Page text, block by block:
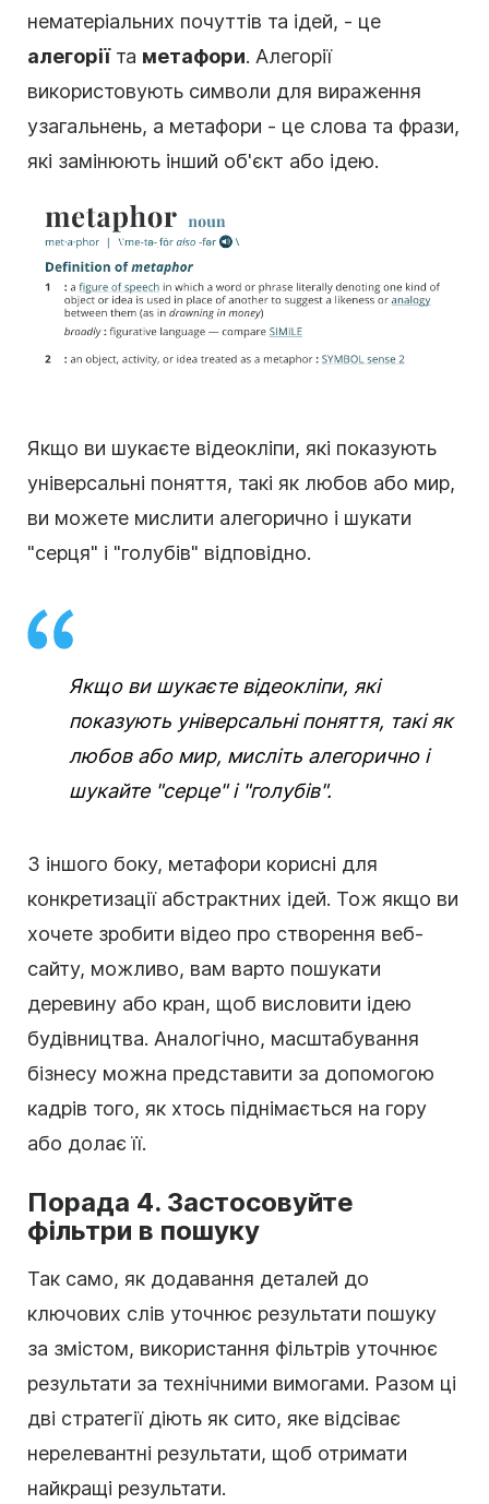
нематеріальних почуттів та ідей, - це
алегоріїта метафори. Алегорії
використовують символи для вираження
узагальнень, а метафори - це слова та фрази,
які замінюють інший об'єкт або ідею.
Якщо ви шукаєте відеокліпи, які показують
універсальні поняття, такі як любов або мир,
ви можете мислити алегорично і шукати
"серця" і "голубів" відповідно.
Якщо ви шукаєте відеокліпи, які
показують універсальні поняття, такі як
любов або мир, мисліть алегорично і
шукайте "серце" і "голубів".
З іншого боку, метафори корисні для
конкретизації абстрактних ідей. Тож якщо ви
хочете зробити відео про створення веб-
сайту, можливо, вам варто пошукати
деревину або кран, щоб висловити ідею
будівництва. Аналогічно, масштабування
бізнесу можна представити за допомогою
кадрів того, як хтось піднімається на гору
або долає її.
Порада 4. Застосовуйте
фільтри в пошуку
Так само, як додавання деталей до
ключових слів уточнює результати пошуку
за змістом, використання фільтрів уточнює
результати за технічними вимогами. Разом ці
дві стратегії діють як сито, яке відсіває
нерелевантні результати, щоб отримати
найкращі результати.